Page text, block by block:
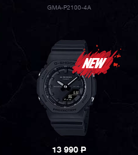
GMA-P2100-4A
13 990P